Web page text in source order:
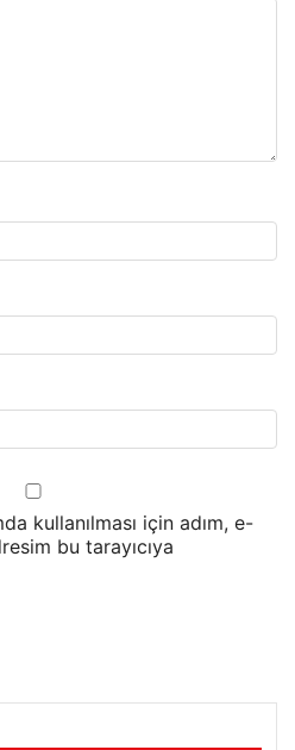
kullanılması için adım, e-
bu tarayıcıya